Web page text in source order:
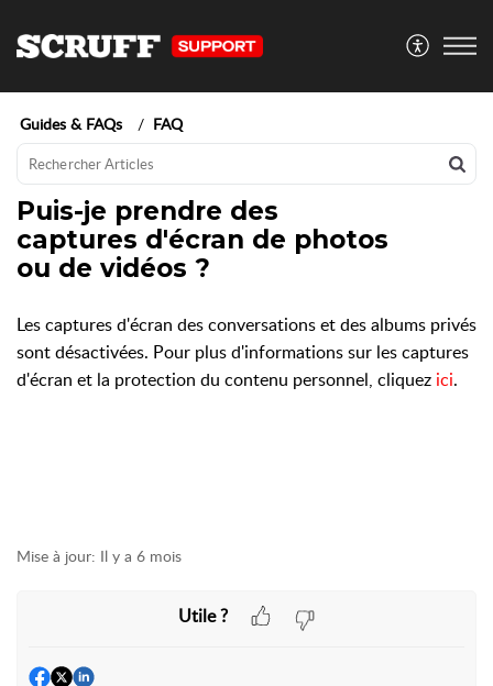
Guides & FAQs FAQ
Puis-je prendre des
captures d'écran de photos
ou de vidéos ?
Les captures d'écran des conversations et des albums privés
sont désactivées. Pour plus d'informations sur les captures
d'écran et la protection du contenu personnel, cliquez ici.
Mise à jour: Il y a 6 mois
Utile ?